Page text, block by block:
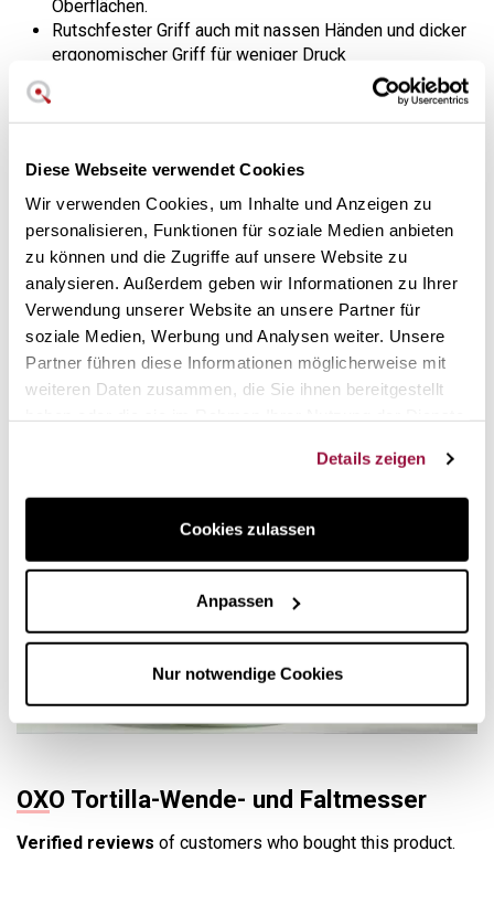
Diese Webseite verwendet Cookies
Wir verwenden Cookies, um Inhalte und Anzeigen zu
personalisieren, Funktionen für soziale Medien anbieten
zu können und die Zugriffe auf unsere Website zu
analysieren. Außerdem geben wir Informationen zu Ihrer
Verwendung unserer Website an unsere Partner für
soziale Medien, Werbung und Analysen weiter. Unsere
Partner führen diese Informationen möglicherweise mit
weiteren Daten zusammen, die Sie ihnen bereitgestellt
Details zeigen
Cookies zulassen
Anpassen
Nur notwendige Cookies
Oberflächen.
Rutschfester Griff auch mit nassen Händen und dicker
ergonomischer Griff für weniger Druck
OXO Qualitätsgarantie
Vollständige Beherrschung von
französischen Omeletts,
Pfannkuchen und Omeletts
Der strapazierfähige, antihaftbeschichtete Omelette-Flipper
und das Faltpaddel von OXO wurden für die Zubereitung
des perfekten Omelettes entwickelt. Der flexible Kopf und
die Kanten passen in runde Pfannen, so dass Sie leicht
unter das gesamte Omelett gleiten können.
Die breite Form sorgt für Struktur und Kontrolle beim
Wenden oder Falten und hält die Tortillas intakt.
OXO Tortilla-Wende- und Faltmesser
Verified reviews of customers who bought this product.